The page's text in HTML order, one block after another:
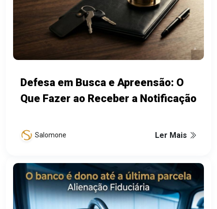
Defesa em Busca e Apreensão: O
Que Fazer ao Receber a Notificação
Salomone Ler Mais